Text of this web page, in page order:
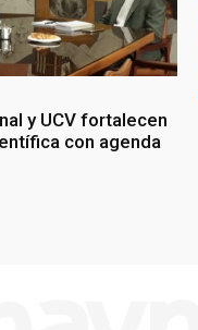
y UCV fortalecen
con agenda